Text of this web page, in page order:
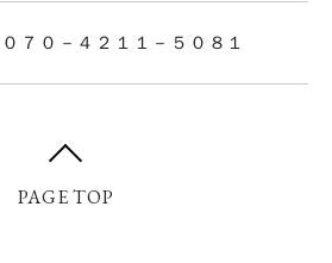
０７０－４２１１－５０８１
PAGE TOP